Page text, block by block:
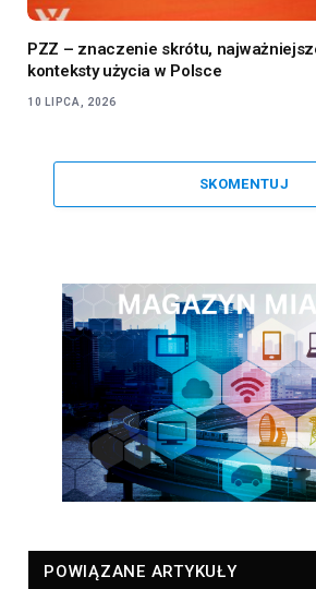
PZZ – znaczenie skrótu,
konteksty użycia w Polsce
10 LIPCA, 2026
SKOMENTUJ
POWIĄZANE ARTYKUŁY